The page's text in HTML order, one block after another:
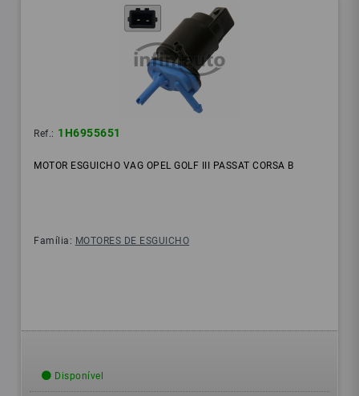
Ref.: 1H6955651
MOTOR ESGUICHO VAG OPEL GOLF III PASSAT CORSA B
Família: MOTORES DE ESGUICHO
Disponível